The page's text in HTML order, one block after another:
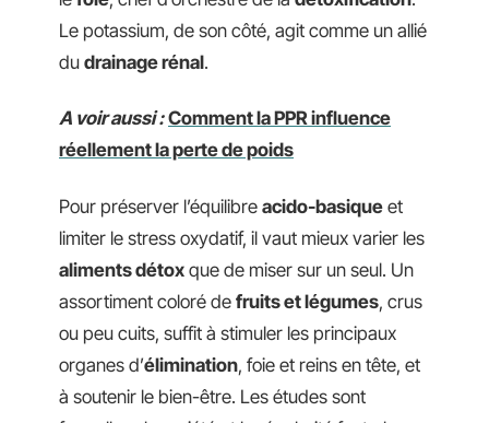
Le potassium, de son côté, agit comme un allié
du drainage rénal.
A voir aussi : Comment la PPR influence
réellement la perte de poids
Pour préserver l’équilibre acido-basique et
limiter le stress oxydatif, il vaut mieux varier les
aliments détox que de miser sur un seul. Un
assortiment coloré de fruits et légumes, crus
ou peu cuits, suffit à stimuler les principaux
organes d’élimination, foie et reins en tête, et
à soutenir le bien-être. Les études sont